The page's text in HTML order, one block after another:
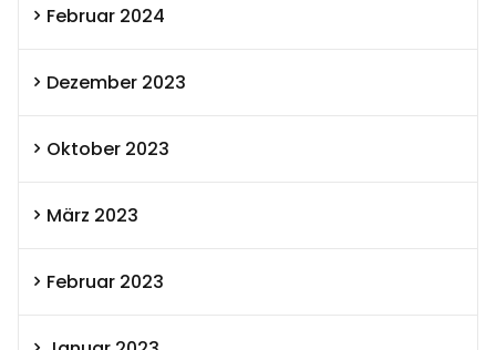
Februar 2024
Dezember 2023
Oktober 2023
März 2023
Februar 2023